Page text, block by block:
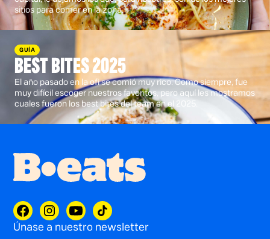
sitios para comer en la zona.
GUÍA
BEST BITES 2025
El año pasado en la ofi se comió muy rico. Como siempre, fue
muy difícil escoger nuestros favoritos, pero aquí les mostramos
cuales fueron los best bites del team en el 2025.
Únase a nuestro newsletter